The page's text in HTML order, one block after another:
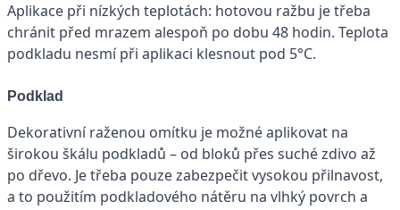
Aplikace při nízkých teplotách: hotovou ražbu je třeba
chránit před mrazem alespoň po dobu 48 hodin. Teplota
podkladu nesmí při aplikaci klesnout pod 5°C.
Podklad
Dekorativní raženou omítku je možné aplikovat na
širokou škálu podkladů – od bloků přes suché zdivo až
po dřevo. Je třeba pouze zabezpečit vysokou přilnavost,
a to použitím podkladového nátěru na vlhký povrch a